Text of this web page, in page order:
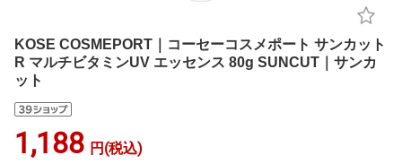
KOSE COSMEPORT｜コーセーコスメポート サンカット
R マルチビタミンUV エッセンス 80g SUNCUT｜サンカ
ット
1,188 円(税込)